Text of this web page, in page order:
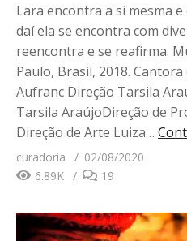
Lara encontra a si mesma
daí ela se encontra com
reencontra e se reafirma.
Paulo, Brasil, 2018.
Aufranc Direção Tarsila
Tarsila AraújoDireção de
Direção de Arte Luiza…
curadoria
02/08/2020
6.89K
19